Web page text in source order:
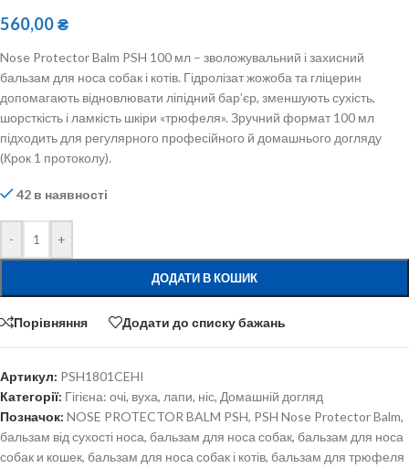
560,00₴
Nose Protector Balm PSH 100 мл – зволожувальний і захисний
бальзам для носа собак і котів. Гідролізат жожоба та гліцерин
допомагають відновлювати ліпідний бар’єр, зменшують сухість,
шорсткість і ламкість шкіри «трюфеля». Зручний формат 100 мл
підходить для регулярного професійного й домашнього догляду
(Крок 1 протоколу).
42 в наявності
- +
ДОДАТИ В КОШИК
Порівняння Додати до списку бажань
Артикул: PSH1801CEHI
Категорії: Гігієна: очі, вуха, лапи, ніс, Домашній догляд
Позначок: NOSE PROTECTOR BALM PSH, PSH Nose Protector Balm,
бальзам від сухості носа, бальзам для носа собак, бальзам для носа
собак и кошек, бальзам для носа собак і котів, бальзам для трюфеля